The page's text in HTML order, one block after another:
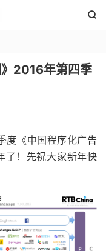

》2016年第四季
度《中国程序化广告
了！先祝大家新年快